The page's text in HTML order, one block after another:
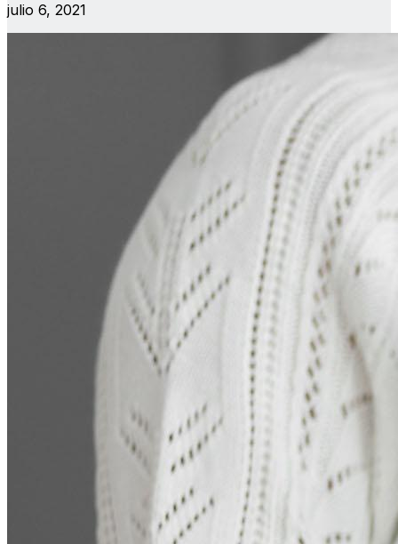
julio 6, 2021